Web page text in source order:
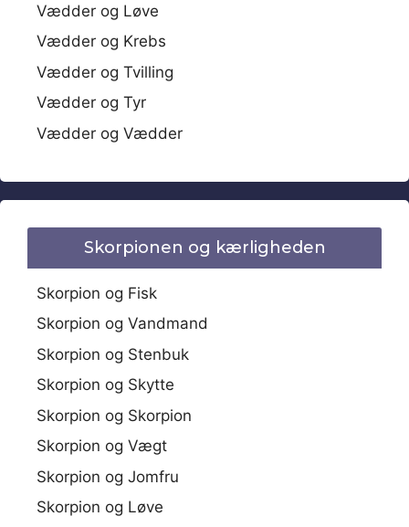
Vædder og Løve
Vædder og Krebs
Vædder og Tvilling
Vædder og Tyr
Vædder og Vædder
Skorpionen og kærligheden
Skorpion og Fisk
Skorpion og Vandmand
Skorpion og Stenbuk
Skorpion og Skytte
Skorpion og Skorpion
Skorpion og Vægt
Skorpion og Jomfru
Skorpion og Løve